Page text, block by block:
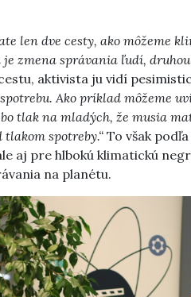
len dve cesty, ako môžeme
zmena správania ľudí,
aktivista ju vidí
Ako príklad môžeme
tlak na mladých, že musia
tlakom spotreby.“ To však
aj pre hlbokú klimatickú
na planétu.